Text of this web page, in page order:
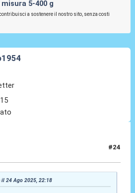
5-400 g
a sostenere il nostro sito, senza costi
#24
24 Ago 2025, 22:18